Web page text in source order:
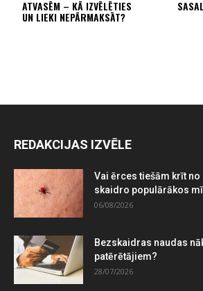
ATVASĒM – KĀ IZVĒLĒTIES
UN LIEKI NEPĀRMAKSĀT?
REDAKCIJAS IZVĒLE
Vai ērces tiešām krīt
skaidro populārākos
06/08/2026
Bezskaidras naudas
patērētājiem?
28/07/2026